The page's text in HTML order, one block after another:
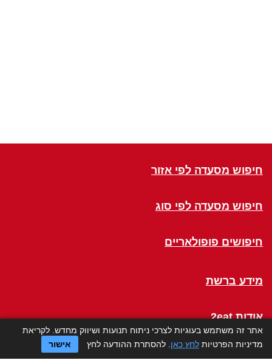
חיפוש מסעדה לפי אזור
חיפוש מסעדה לפי סוג
חיפושים פופולאריים
מידע ברשת
אודות 2eat
Click a Table
אתר זה משתמש בעוגיות לצרכי ניתוח תנועות ושיווק מחדש. לקריאת
מדיניות הפרטיות לחץ כאן . להסתרת ההודעה לחץ אישור